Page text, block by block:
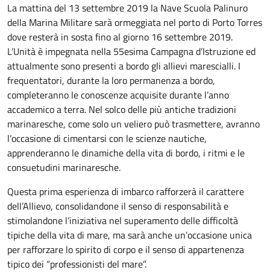
La mattina del 13 settembre 2019 la Nave Scuola Palinuro
della Marina Militare sarà ormeggiata nel porto di Porto Torres
dove resterà in sosta fino al giorno 16 settembre 2019.
L’Unità è impegnata nella 55esima Campagna d’Istruzione ed
attualmente sono presenti a bordo gli allievi marescialli. I
frequentatori, durante la loro permanenza a bordo,
completeranno le conoscenze acquisite durante l’anno
accademico a terra. Nel solco delle più antiche tradizioni
marinaresche, come solo un veliero può trasmettere, avranno
l’occasione di cimentarsi con le scienze nautiche,
apprenderanno le dinamiche della vita di bordo, i ritmi e le
consuetudini marinaresche.
Questa prima esperienza di imbarco rafforzerà il carattere
dell’Allievo, consolidandone il senso di responsabilità e
stimolandone l’iniziativa nel superamento delle difficoltà
tipiche della vita di mare, ma sarà anche un’occasione unica
per rafforzare lo spirito di corpo e il senso di appartenenza
tipico dei “professionisti del mare”.